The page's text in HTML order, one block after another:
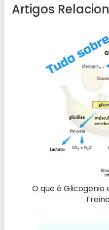
Artigos
O que é Glicogenio